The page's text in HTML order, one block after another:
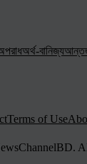
অর্থ-বানিজ্য
Terms of Use